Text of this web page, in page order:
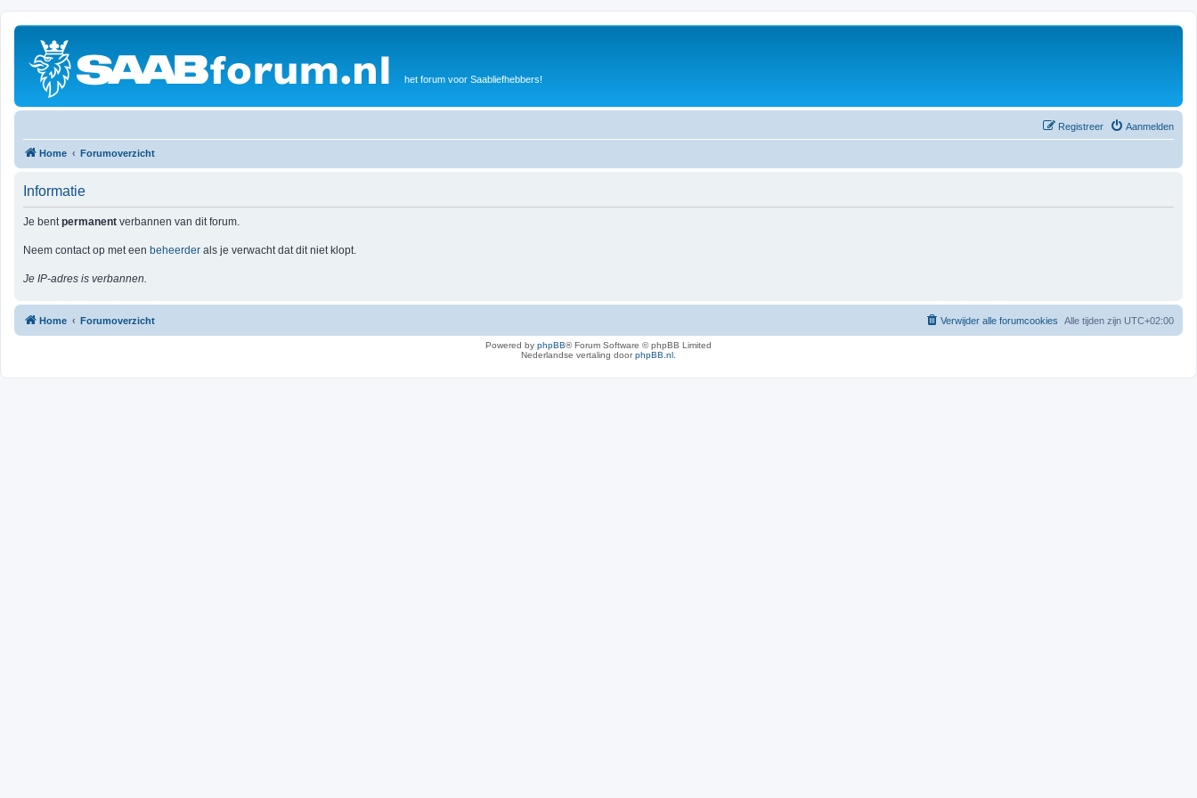
het forum voor Saabliefhebbers!
Aanmelden
Registreer
Home Forumoverzicht
Informatie
Je bentpermanent verbannen van dit forum.
Neem contact op met een beheerder als je verwacht dat dit niet klopt.
Je IP-adres is verbannen.
Home Forumoverzicht Alle tijden zijn UTC+02:00
Verwijder alle forumcookies
Powered by phpBB® Forum Software © phpBB Limited
Nederlandse vertaling doorphpBB.nl